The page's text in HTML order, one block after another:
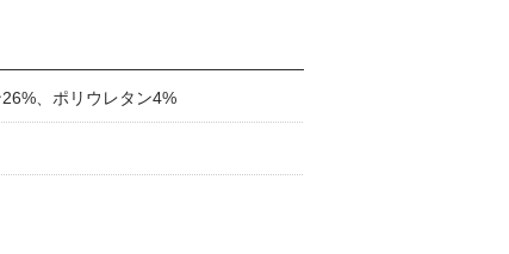
、ポリウレタン4%